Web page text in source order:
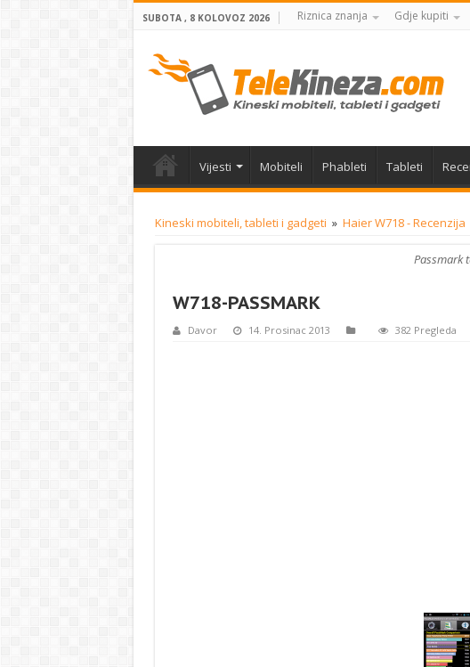
SUBOTA , 8 KOLOVOZ 2026 Riznica znanja Gdje kupiti
Vijesti Mobiteli Phableti Tableti
Kineski mobiteli, tableti i gadgeti » Haier W718 - Recenzija
Passmark
W718-PASSMARK
Davor 14. Prosinac 2013 382 Pregleda